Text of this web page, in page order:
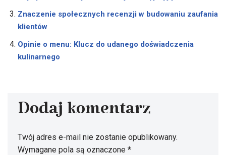
Znaczenie społecznych recenzji w budowaniu zaufania
klientów
Opinie o menu: Klucz do udanego doświadczenia
kulinarnego
Dodaj komentarz
Twój adres e-mail nie zostanie opublikowany.
Wymagane pola są oznaczone *